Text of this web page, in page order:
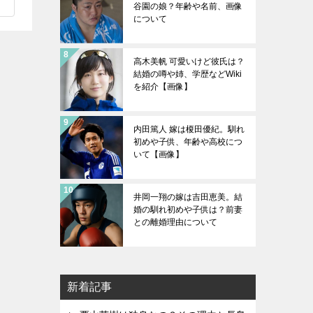
谷園の娘？年齢や名前、画像
について
高木美帆 可愛いけど彼氏は？
結婚の噂や姉、学歴などWiki
を紹介【画像】
内田篤人 嫁は榎田優紀。馴れ
初めや子供、年齢や高校につ
いて【画像】
井岡一翔の嫁は吉田恵美。結
婚の馴れ初めや子供は？前妻
との離婚理由について
新着記事